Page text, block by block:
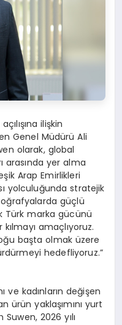
ilişkin
Genel Müdürü Ali
olarak, global
arasında yer alma
Arap Emirlikleri
yolculuğunda stratejik
güçlü
Türk marka gücünü
amaçlıyoruz.
başta olmak üzere
hedefliyoruz.”
ve kadınların değişen
ürün yaklaşımını yurt
Suwen, 2026 yılı